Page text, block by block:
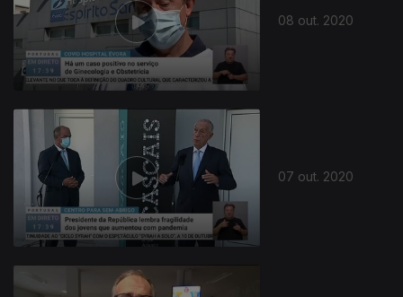
08 out. 2020
07 out. 2020